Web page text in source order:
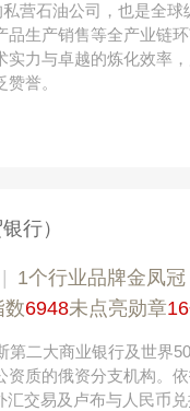
营石油公司，也是全球
生产销售等全产业链
力与卓越的炼化效率
誉。
行）
1个行业品牌金凤冠
数6948未点亮勋章
二大商业银行及世界
质的俄资分支机构。
交易及卢布与人民币